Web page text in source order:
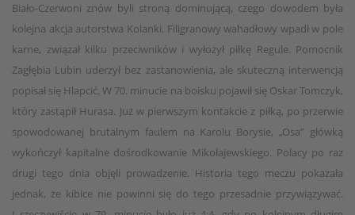
Biało-Czerwoni znów byli stroną dominującą, czego dowodem była
kolejna akcja autorstwa Kolanki. Filigranowy wahadłowy wpadł w pole
karne, związał kilku przeciwników i wyłożył piłkę Regule. Pomocnik
Zagłębia Lubin uderzył bez zastanowienia, ale skuteczną interwencją
popisał się Hlapcić. W 70. minucie na boisku pojawił się Oskar Tomczyk,
który zastąpił Hurasa. Już w pierwszym kontakcie z piłką, po przerwie
spowodowanej brutalnym faulem na Karolu Borysie, „Osa” główką
wykończył kapitalne dośrodkowanie Mikołajewskiego. Polacy po raz
drugi tego dnia objęli prowadzenie. Historia tego meczu pokazała
jednak, że kibice nie powinni się do tego przesadnie przywiązywać.